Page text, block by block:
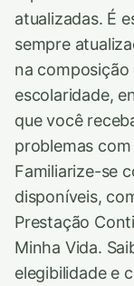
atualizadas. É
sempre
na composição
escolaridade,
que você
problemas
Familiarize-se
disponíveis,
Prestação
Minha Vida.
elegibilidade e